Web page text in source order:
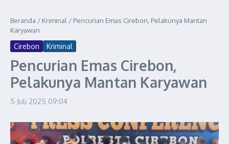
Beranda / Kriminal / Pencurian Emas Cirebon, Pelakunya Mantan
Karyawan
Cirebon Kriminal
Pencurian Emas Cirebon,
Pelakunya Mantan Karyawan
5 Juli 2025 09:04